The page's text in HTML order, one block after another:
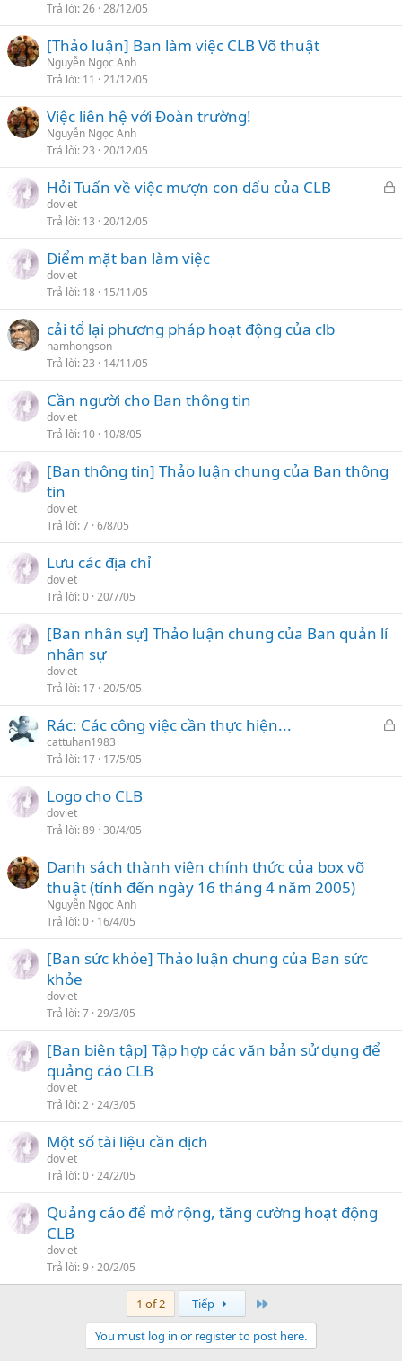
Trả lời 26 28/12/05
[Thảo luận] Ban làm việc CLB Võ thuật
Nguyễn Ngọc Anh
Trả lời 11 21/12/05
Việc liên hệ với Đoàn trường!
Nguyễn Ngọc Anh
Trả lời 23 20/12/05
h
Hỏi Tuấn về việc mượn con dấu của CLB
doviet
Trả lời 13 20/12/05
Điểm mặt ban làm việc
doviet
Trả lời 18 15/11/05
cải tổ lại phương pháp hoạt động của clb
namhongson
Trả lời 23 14/11/05
Cần người cho Ban thông tin
doviet
Trả lời 10 10/8/05
[Ban thông tin] Thảo luận chung của Ban thông
tin
doviet
Trả lời 7 6/8/05
Lưu các địa chỉ
doviet
Trả lời 0 20/7/05
[Ban nhân sự] Thảo luận chung của Ban quản lí
nhân sự
doviet
Trả lời 17 20/5/05
h
Rác: Các công việc cần thực hiện...
cattuhan1983
Trả lời 17 17/5/05
Logo cho CLB
doviet
Trả lời 89 30/4/05
Danh sách thành viên chính thức của box võ
thuật (tính đến ngày 16 tháng 4 năm 2005)
Nguyễn Ngọc Anh
Trả lời 0 16/4/05
[Ban sức khỏe] Thảo luận chung của Ban sức
khỏe
doviet
Trả lời 7 29/3/05
[Ban biên tập] Tập hợp các văn bản sử dụng để
quảng cáo CLB
doviet
Trả lời 2 24/3/05
Một số tài liệu cần dịch
doviet
Trả lời 0 24/2/05
Quảng cáo để mở rộng, tăng cường hoạt động
CLB
doviet
Trả lời 9 20/2/05
1 of 2 Tiếp
You must log in or register to post here.